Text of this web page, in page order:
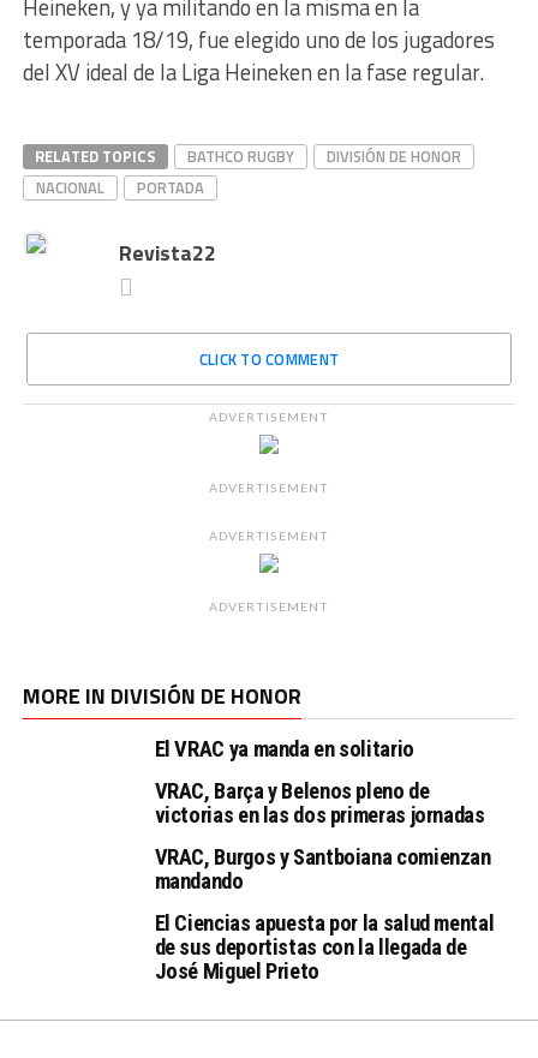
Heineken, y ya militando en la misma en la
temporada 18/19, fue elegido uno de los jugadores
del XV ideal de la Liga Heineken en la fase regular.
RELATED TOPICS BATHCO RUGBY
DIVISIÓN DE HONOR
NACIONAL
PORTADA
Revista22
CLICK TO COMMENT
ADVERTISEMENT
ADVERTISEMENT
ADVERTISEMENT
ADVERTISEMENT
MORE IN DIVISIÓN DE HONOR
El VRAC ya manda en solitario
VRAC, Barça y Belenos pleno de
victorias en las dos primeras jornadas
VRAC, Burgos y Santboiana comienzan
mandando
El Ciencias apuesta por la salud mental
de sus deportistas con la llegada de
José Miguel Prieto